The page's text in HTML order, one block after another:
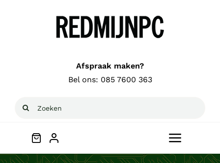
Afspraak maken?
Bel ons: 085 7600 363
Zoeken
Toggle